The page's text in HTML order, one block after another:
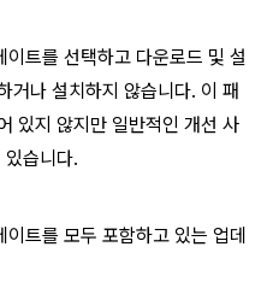
트를 선택하고 다운로드 및 설
거나 설치하지 않습니다. 이 패
있지 않지만 일반적인 개선 사
습니다.
트를 모두 포함하고 있는 업데